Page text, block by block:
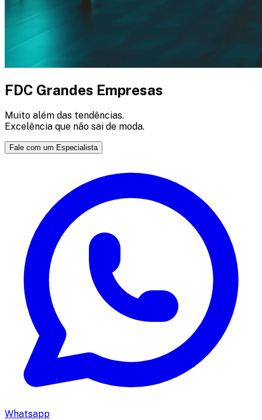
FDC Grandes Empresas
Muito além das tendências.
Excelência que não sai de moda.
Fale com um Especialista
Whatsapp